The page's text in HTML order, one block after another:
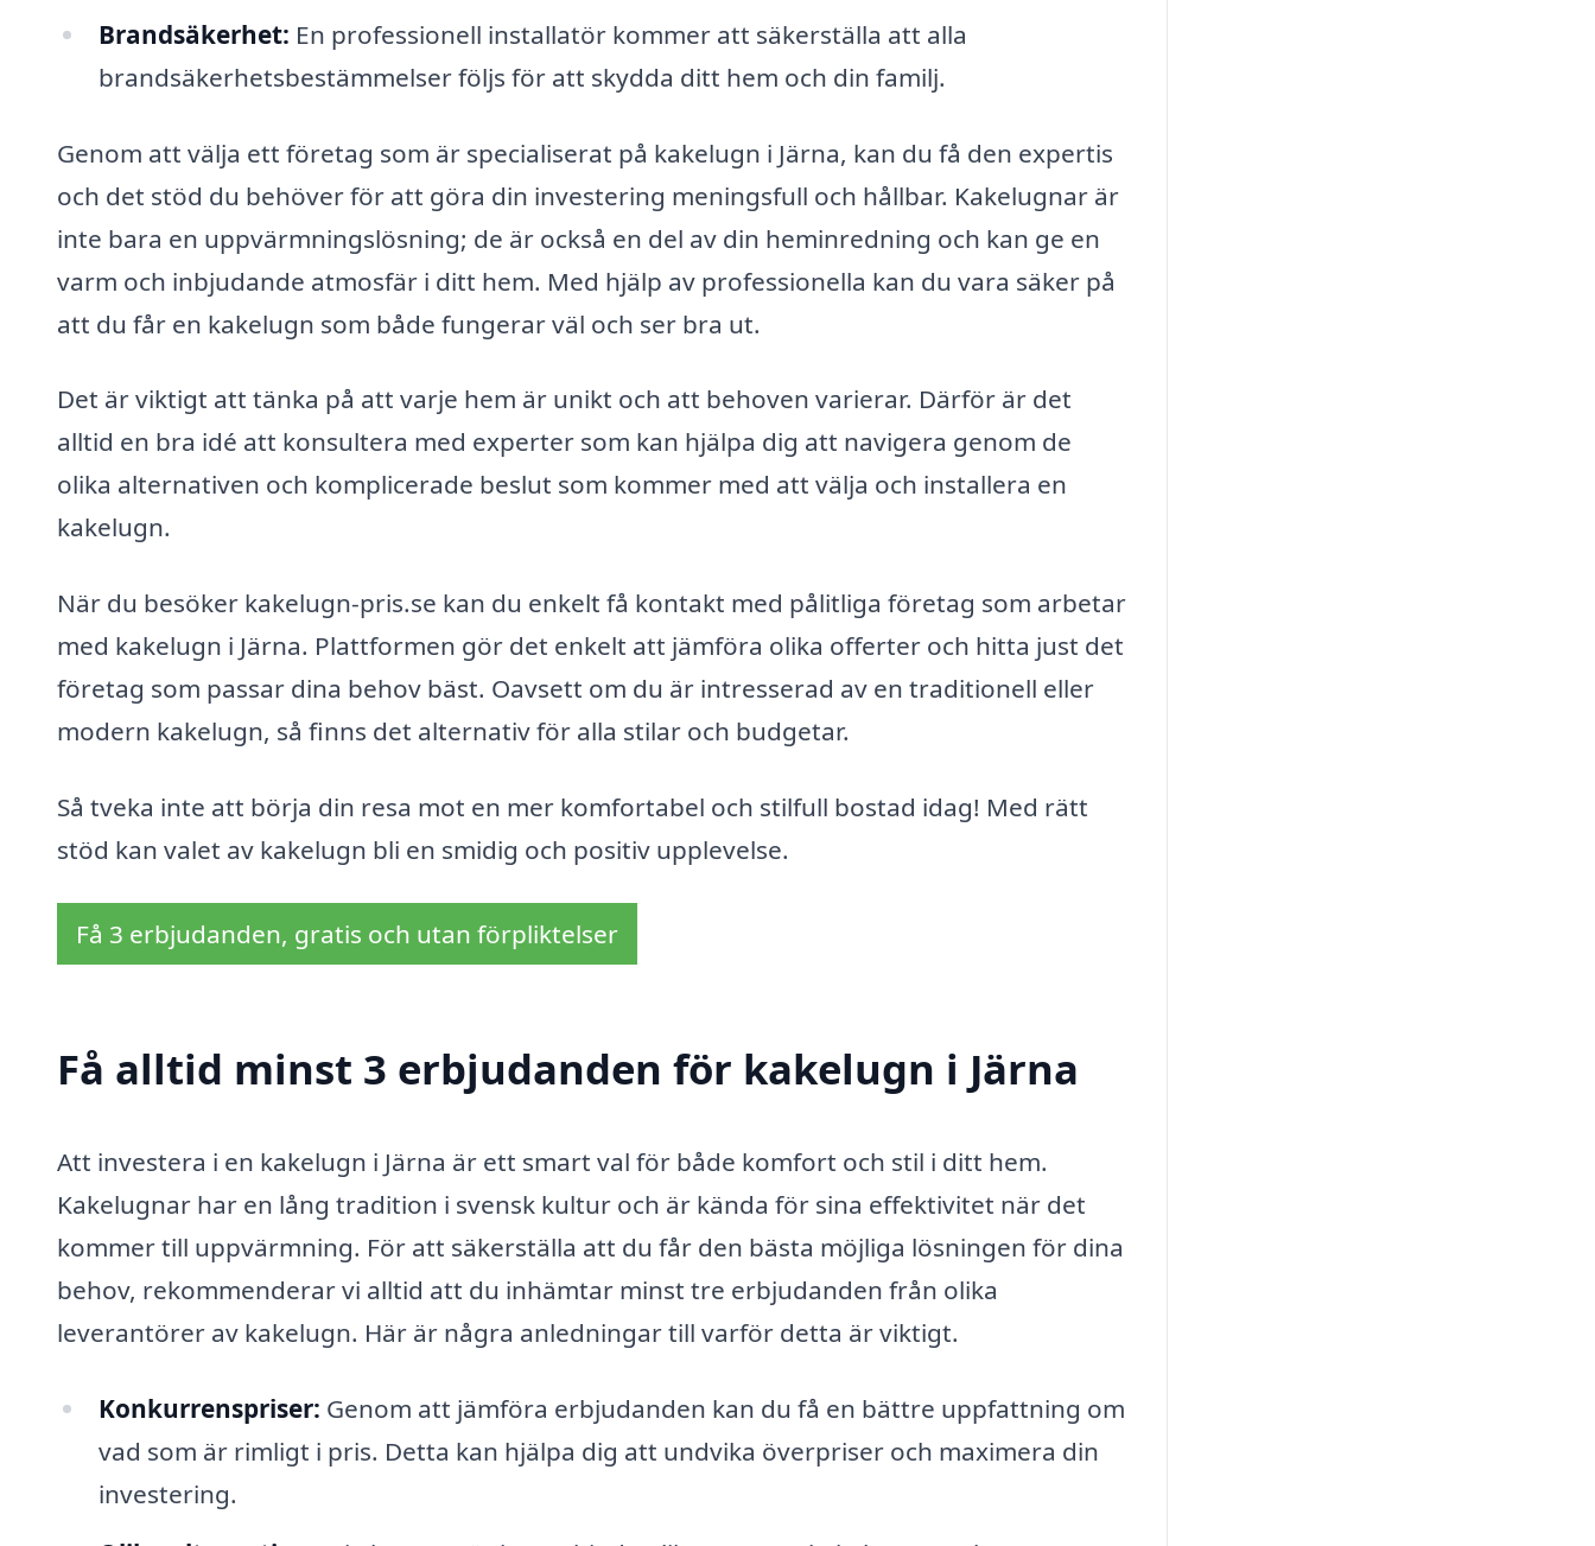
Brandsäkerhet: En professionell installatör kommer att säkerställa att alla
brandsäkerhetsbestämmelser följs för att skydda ditt hem och din familj.
Genom att välja ett företag som är specialiserat på kakelugn i Järna, kan du få den expertis
och det stöd du behöver för att göra din investering meningsfull och hållbar. Kakelugnar är
inte bara en uppvärmningslösning; de är också en del av din heminredning och kan ge en
varm och inbjudande atmosfär i ditt hem. Med hjälp av professionella kan du vara säker på
att du får en kakelugn som både fungerar väl och ser bra ut.
Det är viktigt att tänka på att varje hem är unikt och att behoven varierar. Därför är det
alltid en bra idé att konsultera med experter som kan hjälpa dig att navigera genom de
olika alternativen och komplicerade beslut som kommer med att välja och installera en
kakelugn.
När du besöker kakelugn-pris.se kan du enkelt få kontakt med pålitliga företag som arbetar
med kakelugn i Järna. Plattformen gör det enkelt att jämföra olika offerter och hitta just det
företag som passar dina behov bäst. Oavsett om du är intresserad av en traditionell eller
modern kakelugn, så finns det alternativ för alla stilar och budgetar.
Så tveka inte att börja din resa mot en mer komfortabel och stilfull bostad idag! Med rätt
stöd kan valet av kakelugn bli en smidig och positiv upplevelse.
Få 3 erbjudanden, gratis och utan förpliktelser
Få alltid minst 3 erbjudanden för kakelugn i Järna
Att investera i en kakelugn i Järna är ett smart val för både komfort och stil i ditt hem.
Kakelugnar har en lång tradition i svensk kultur och är kända för sina effektivitet när det
kommer till uppvärmning. För att säkerställa att du får den bästa möjliga lösningen för dina
behov, rekommenderar vi alltid att du inhämtar minst tre erbjudanden från olika
leverantörer av kakelugn. Här är några anledningar till varför detta är viktigt.
Konkurrenspriser: Genom att jämföra erbjudanden kan du få en bättre uppfattning om
vad som är rimligt i pris. Detta kan hjälpa dig att undvika överpriser och maximera din
investering.